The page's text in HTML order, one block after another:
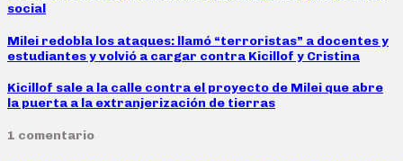
social
Milei redobla los ataques: llamó “terroristas” a docentes y
estudiantes y volvió a cargar contra Kicillof y Cristina
Kicillof sale a la calle contra el proyecto de Milei que abre
la puerta a la extranjerización de tierras
1 comentario